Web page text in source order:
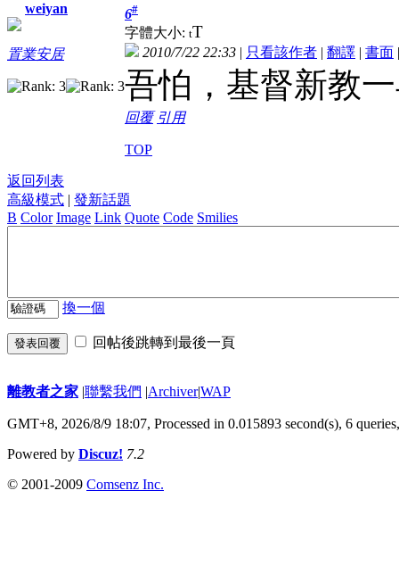
weiyan
置業安居
6#
字體大小: tT
2010/7/22 22:33 | 只看該作者 | 翻譯 | 書面
吾怕，基督新教
回覆 引用
TOP
返回列表
高級模式 | 發新話題
B Color Image Link Quote Code Smilies
換一個
發表回覆 回帖後跳轉到最後一頁
離教者之家 |聯繫我們 |Archiver|WAP
GMT+8, 2026/8/9 18:07, Processed in 0.015893 second(s), 6
Powered by Discuz! 7.2
© 2001-2009 Comsenz Inc.